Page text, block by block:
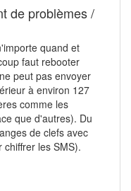
de problèmes /
quand et
faut rebooter
peut pas envoyer
à environ 127
comme les
que d'autres). Du
de clefs avec
les SMS).